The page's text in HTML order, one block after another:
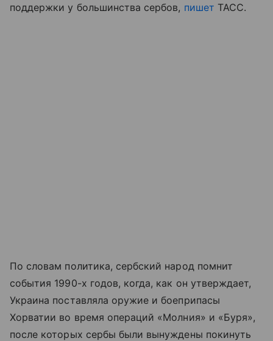
поддержки у большинства сербов, пишет ТАСС.
По словам политика, сербский народ помнит
события 1990-х годов, когда, как он утверждает,
Украина поставляла оружие и боеприпасы
Хорватии во время операций «Молния» и «Буря»,
после которых сербы были вынуждены покинуть